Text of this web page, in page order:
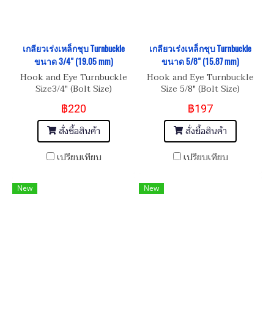
เกลียวเร่งเหล็กชุบ Turnbuckle
ขนาด 3/4" (19.05 mm)
Hook and Eye Turnbuckle
Size3/4" (Bolt Size)
฿220
สั่งซื้อสินค้า
เปรียบเทียบ
เกลียวเร่งเหล็กชุบ Turnbuckle
ขนาด 5/8" (15.87 mm)
Hook and Eye Turnbuckle
Size 5/8" (Bolt Size)
฿197
สั่งซื้อสินค้า
เปรียบเทียบ
New New